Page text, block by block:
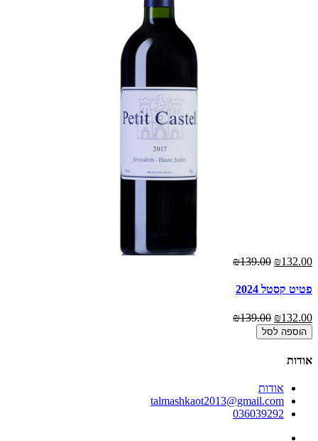
₪132.00
₪139.00
פטיט קסטל 2024
₪132.00
₪139.00
הוספה לסל
אודות
אודות
talmashkaot2013@gmail.com
036039292